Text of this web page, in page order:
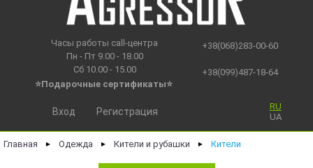
Часы работы call-центра
Пн - Пт 9.00 - 18.00
Сб 10.00 - 15.00
⭐Подарочные сертификаты⭐
+38(068)283-00-60
+38(099)487-18-64
RU
UA
Вход Регистрация
Главная ► Одежда ► Кители и рубашки ► Кители